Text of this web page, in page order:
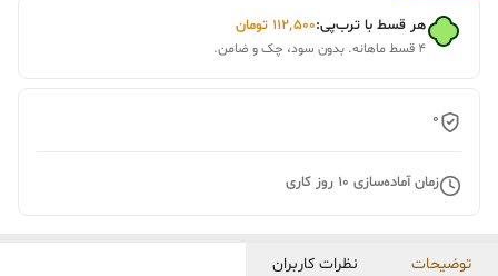
هر قسط با ترب‌پی:۱۱۲٬۵۰۰ تومان
۴ قسط ماهانه. بدون سود، چک و ضامن.
0
زمان آماده‌سازی 10 روز کاری
توضیحات نظرات کاربران